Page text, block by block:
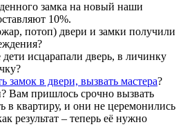
замка на новый наши
10%.
потоп) двери и замки получили
иcцарапали дверь, в личинку
замок в двери, вызвать мастера?
Вам пришлось срочно вызвать
квартиру, и они не церемонились
результат – теперь её нужно